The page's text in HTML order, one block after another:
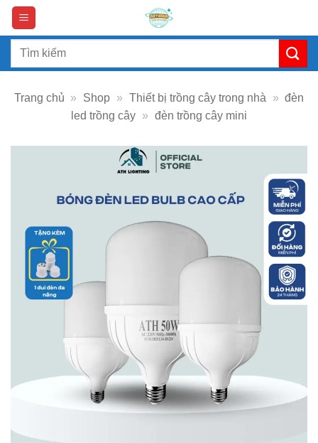
Skip
content
Search
Trang chủ » Shop » Thiết bị trồng cây trong nhà » đèn
led trồng cây » đèn trồng cây mini